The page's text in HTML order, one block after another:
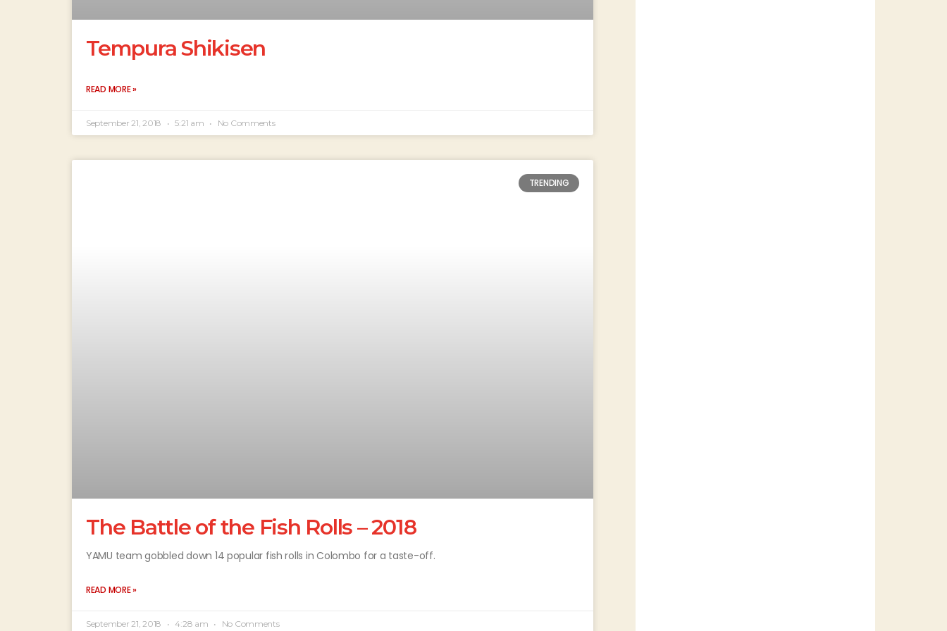
Tempura Shikisen
READ MORE »
September 21, 2018 5:21 am No Comments
TRENDING
The Battle of the Fish Rolls – 2018
YAMU team gobbled down 14 popular fish rolls in Colombo for a taste-off.
READ MORE »
September 21, 2018 4:28 am No Comments